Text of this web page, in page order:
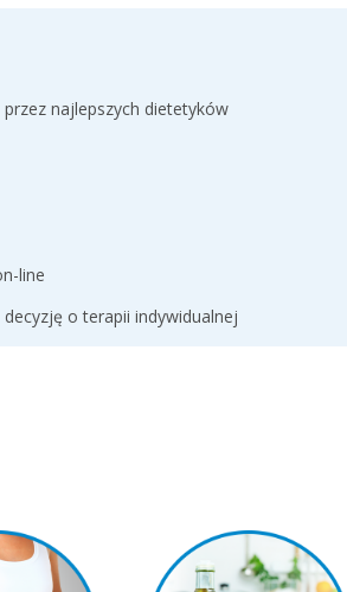
najlepszych dietetyków
line
o terapii indywidualnej